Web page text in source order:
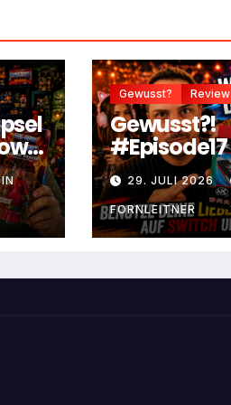
Gewusst? Review
Gewusst?!
#Episode17
29. JULI 2026
FORNLEITNER